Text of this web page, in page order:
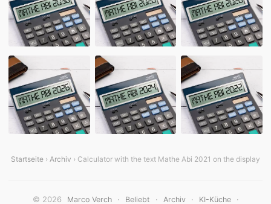
Startseite › Archiv › Calculator with the text Mathe Abi 2021 on the display
© 2026 Marco Verch · Beliebt · Archiv · KI-Küche ·